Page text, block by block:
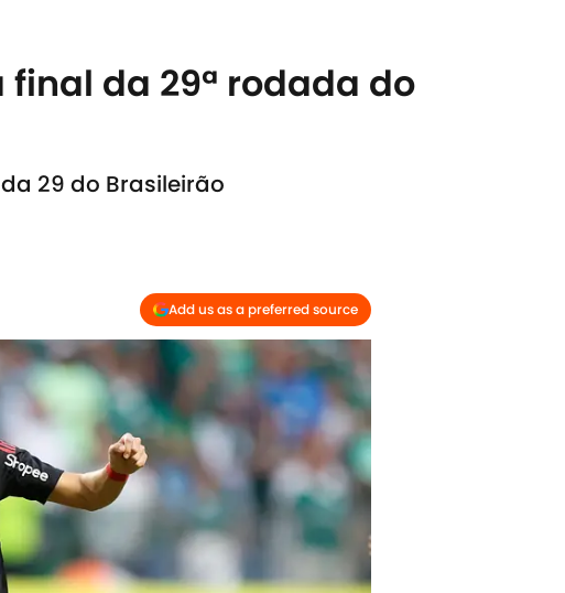
da 29ª rodada do
29 do Brasileirão
Add us as a preferred source